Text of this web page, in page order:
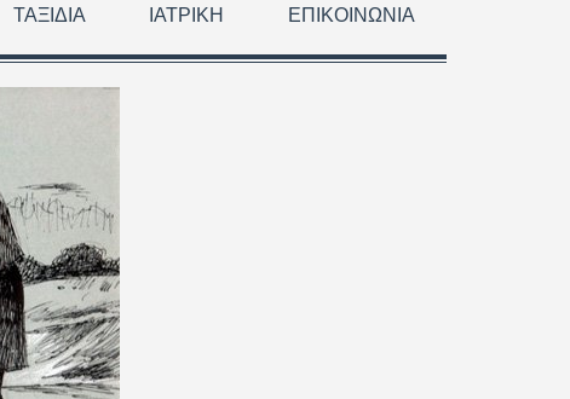
ΤΑΞΊΔΙΑ ΙΑΤΡΙΚΉ ΕΠΙΚΟΙΝΩΝΊΑ